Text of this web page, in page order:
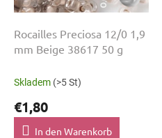
Rocailles Preciosa 12/0 1,9
mm Beige 38617 50 g
Skladem (>5 St)
€1,80
In den Warenkorb